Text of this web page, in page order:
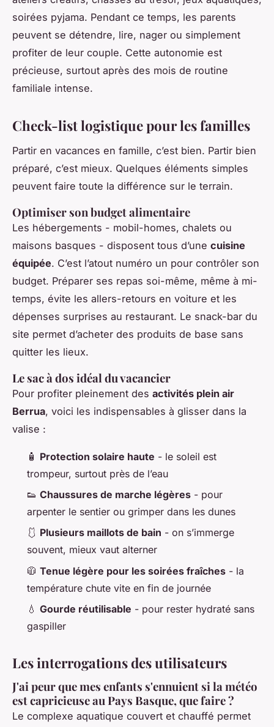
soirées pyjama. Pendant ce temps, les parents
peuvent se détendre, lire, nager ou simplement
profiter de leur couple. Cette autonomie est
précieuse, surtout après des mois de routine
familiale intense.
Check-list logistique pour les familles
Partir en vacances en famille, c’est bien. Partir bien
préparé, c’est mieux. Quelques éléments simples
peuvent faire toute la différence sur le terrain.
Optimiser son budget alimentaire
Les hébergements - mobil-homes, chalets ou
maisons basques - disposent tous d’une cuisine
équipée. C’est l’atout numéro un pour contrôler son
budget. Préparer ses repas soi-même, même à mi-
temps, évite les allers-retours en voiture et les
dépenses surprises au restaurant. Le snack-bar du
site permet d’acheter des produits de base sans
quitter les lieux.
Le sac à dos idéal du vacancier
Pour profiter pleinement des activités plein air
Berrua, voici les indispensables à glisser dans la
valise :
🧴 Protection solaire haute - le soleil est
trompeur, surtout près de l’eau
👟 Chaussures de marche légères - pour
arpenter le sentier ou grimper dans les dunes
🩱 Plusieurs maillots de bain - on s’immerge
souvent, mieux vaut alterner
🧥 Tenue légère pour les soirées fraîches - la
température chute vite en fin de journée
💧 Gourde réutilisable - pour rester hydraté sans
gaspiller
Les interrogations des utilisateurs
J'ai peur que mes enfants s'ennuient si la météo
est capricieuse au Pays Basque, que faire ?
Le complexe aquatique couvert et chauffé permet